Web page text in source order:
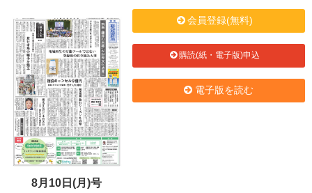
8月10日(月)号
会員登録(無料)
購読(紙・電子版)申込
電子版を読む